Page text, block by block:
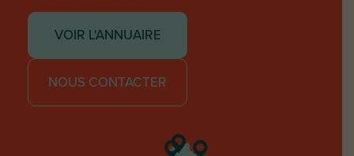
VOIR L'ANNUAIRE
NOUS CONTACTER